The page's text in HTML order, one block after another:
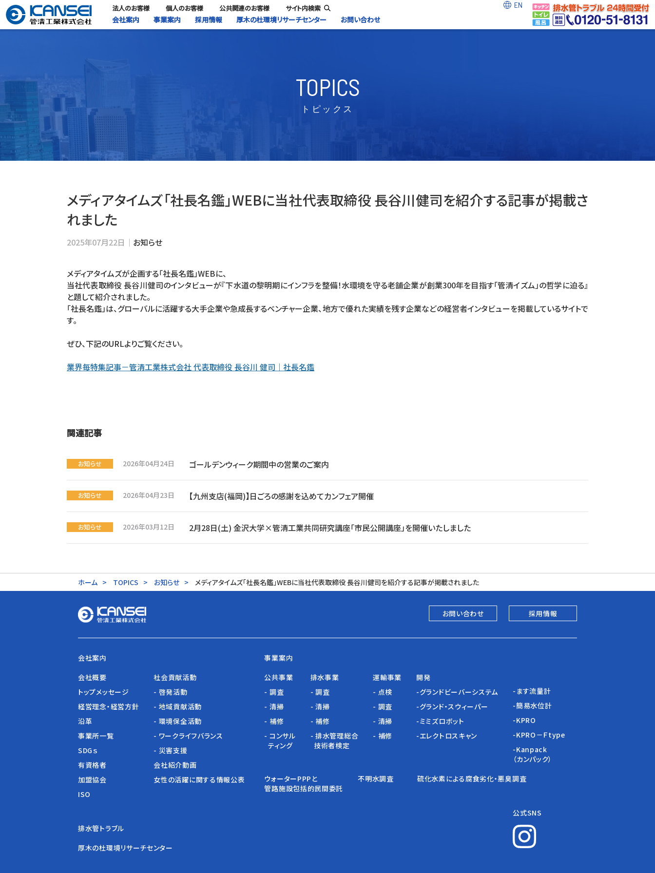
法人のお客様 個人のお客様 公共関連のお客様 サイト内検索
会社案内 事業案内 採用情報 厚木の杜環境リサーチセンター お問い合わせ
EN
TOPICS
トピックス
メディアタイムズ「社長名鑑」WEBに当社代表取締役 長谷川健司を紹介する記事が掲載さ
れました
2025年07月22日｜ お知らせ
メディアタイムズが企画する「社長名鑑」WEBに、
当社代表取締役 長谷川健司のインタビューが『下水道の黎明期にインフラを整備！水環境を守る老舗企業が創業300年を目指す「管清イズム」の哲学に迫る』
と題して紹介されました。
「社長名鑑」は、グローバルに活躍する大手企業や急成長するベンチャー企業、地方で優れた実績を残す企業などの経営者インタビューを掲載しているサイトで
す。
ぜひ、下記のURLよりご覧ください。
業界毎特集記事－管清工業株式会社 代表取締役 長谷川 健司｜社長名鑑
関連記事
お知らせ 2026年04月24日 ゴールデンウィーク期間中の営業のご案内
お知らせ 2026年04月23日 【九州支店(福岡)】日ごろの感謝を込めてカンフェア開催
お知らせ 2026年03月12日 2月28日(土) 金沢大学×管清工業共同研究講座「市民公開講座」を開催いたしました
ホーム TOPICS お知らせ メディアタイムズ「社長名鑑」WEBに当社代表取締役 長谷川健司を紹介する記事が掲載されました
お問い合わせ 採用情報
会社案内
会社概要
トップメッセージ
経営理念・経営方針
沿革
事業所一覧
SDGｓ
有資格者
加盟協会
ISO
社会貢献活動
- 啓発活動
- 地域貢献活動
- 環境保全活動
- ワークライフバランス
- 災害支援
会社紹介動画
女性の活躍に関する情報公表
事業案内
公共事業
- 調査
- 清掃
- 補修
- コンサル
ティング
排水事業
- 調査
- 清掃
- 補修
- 排水管理総合
技術者検定
運輸事業
- 点検
- 調査
- 清掃
- 補修
開発
-グランドビーバーシステム
-グランド・スウィーパー
-ミミズロボット
-エレクトロスキャン
-ます流量計
-簡易水位計
-KPRO
-KPRO－Ｆtype
-Kanpack
（カンパック）
公式SNS
ウォーターPPPと
管路施設包括的民間委託
不明水調査 硫化水素による腐食劣化・悪臭調査
排水管トラブル
厚木の杜環境リサーチセンター